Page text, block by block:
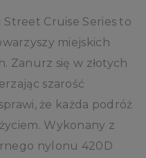
Cruise Series to
miejskich
Zanurz się w złotych
szarość
że każda podróż
Wykonany z
nylonu 420D